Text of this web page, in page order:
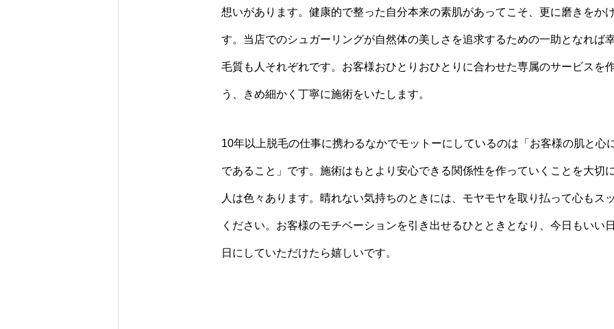
想いがあります。健康的で整った自分本来の素肌があってこそ、更に磨きをか
す。当店でのシュガーリングが自然体の美しさを追求するための一助となれば
毛質も人それぞれです。お客様おひとりおひとりに合わせた専属のサービスを
う、きめ細かく丁寧に施術をいたします。
10年以上脱毛の仕事に携わるなかでモットーにしているのは「お客様の肌と心
であること」です。施術はもとより安心できる関係性を作っていくことを大切
人は色々あります。晴れない気持ちのときには、モヤモヤを取り払って心もス
ください。お客様のモチベーションを引き出せるひとときとなり、今日もいい
日にしていただけたら嬉しいです。